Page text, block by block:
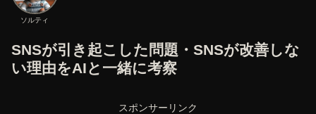
ソルティ
SNSが引き起こした問題・SNSが改善しな
い理由をAIと一緒に考察
スポンサーリンク